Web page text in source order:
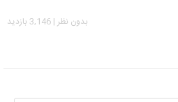
بدون نظر | 3,146 بازدید